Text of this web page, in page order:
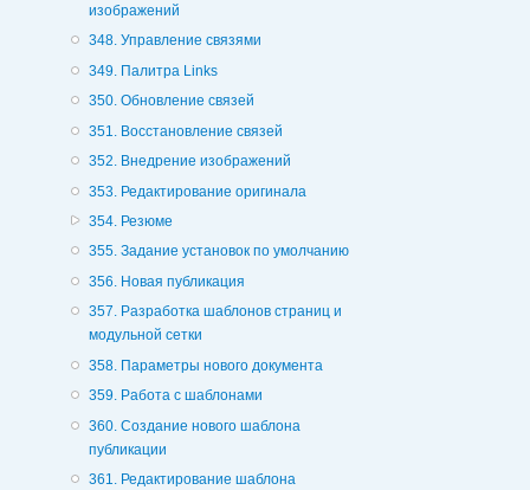
изображений
348. Управление связями
349. Палитра Links
350. Обновление связей
351. Восстановление связей
352. Внедрение изображений
353. Редактирование оригинала
354. Резюме
355. Задание установок по умолчанию
356. Новая публикация
357. Разработка шаблонов страниц и
модульной сетки
358. Параметры нового документа
359. Работа с шаблонами
360. Создание нового шаблона
публикации
361. Редактирование шаблона